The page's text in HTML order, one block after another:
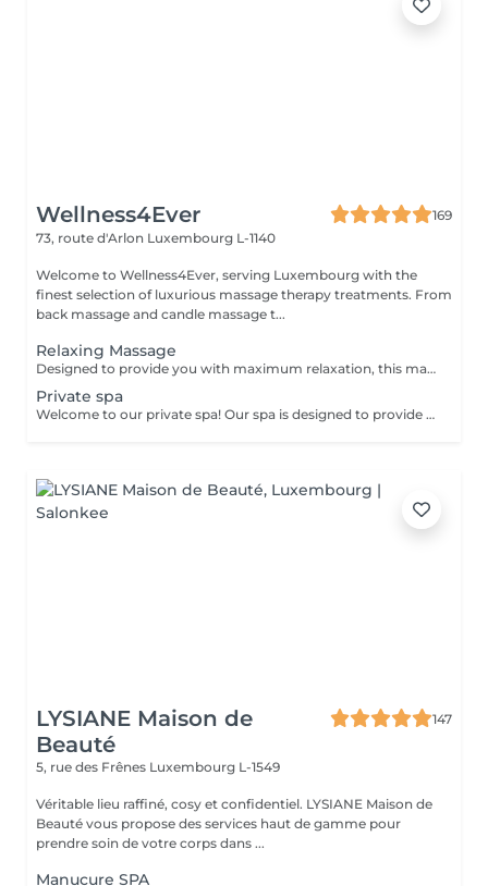
Wellness4Ever
169
73, route d'Arlon Luxembourg L-1140
Welcome to Wellness4Ever, serving Luxembourg with the
finest selection of luxurious massage therapy treatments. From
back massage and candle massage t...
Relaxing Massage
Designed to provide you with maximum relaxation, this massage relieves tension and improves circulation, flooding your body with peace and tranquility.
Private spa
Welcome to our private spa! Our spa is designed to provide you with a relaxing and rejuvenating experience. We offer a package for two people for 2000 euro, which includes access to our luxurious facilities and services. Your package includes: Hammam: Our traditional Turkish bath will leave you feeling refreshed and revitalized. The steamy environment is perfect for relaxing and detoxifying your skin. Sauna: Our sauna will help you sweat out any toxins in your body and relieve muscle tension. Jacuzzi: Our spacious Jacuzzi is the perfect place to unwind and soak in warm, bubbly water. Towels: We provide high-quality towels for your convenience and comfort during your visit. Purified water with fruits: Stay hydrated with our purified water infused with fresh fruits. Bottle of Champagne: Sip on a complimentary bottle of champagne as you relax in our spa. Two one-hour massages: Our experienced massage therapists will provide you with a soothing massage to help release any tension and leave you feeling completely relaxed. Our private spa is the perfect place to escape from the stresses of everyday life and indulge in some much-needed pampering. We ensure that your visit will be an unforgettable experience. Feel free to contact us for more information and / or to book: infowellness4ever@gmail.com
LYSIANE Maison de
Beauté
147
5, rue des Frênes Luxembourg L-1549
Véritable lieu raffiné, cosy et confidentiel. LYSIANE Maison de
Beauté vous propose des services haut de gamme pour
prendre soin de votre corps dans ...
Manucure SPA